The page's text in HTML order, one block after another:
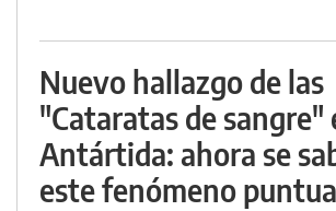
Nuevo hallazgo de las
"Cataratas de sangre"
Antártida: ahora se
este fenómeno